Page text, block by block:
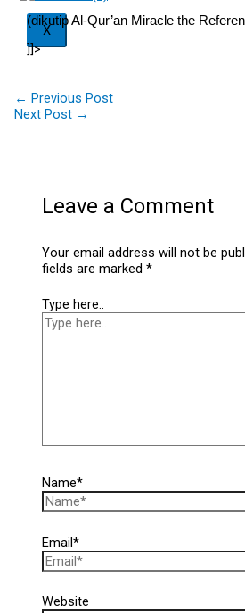
X
(dikutip Al-Qur’an Miracle the
]]>
← Previous Post
Next Post →
Leave a Comment
Your email address will not be
fields are marked*
Type here..
Name*
Email*
Website